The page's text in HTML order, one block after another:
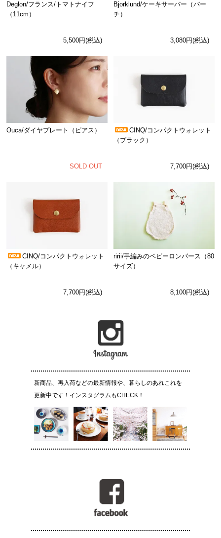
Deglon/フランス/トマトナイフ
（11cm）
5,500円(税込)
Bjorklund/ケーキサーバー（バー
チ）
3,080円(税込)
Ouca/ダイヤプレート（ピアス）
SOLD OUT
CINQ/コンパクトウォレット
（ブラック）
7,700円(税込)
CINQ/コンパクトウォレット
（キャメル）
7,700円(税込)
ririi/手編みのベビーロンパース（80
サイズ）
8,100円(税込)
新商品、再入荷などの最新情報や、暮らしのあれこれを
更新中です！インスタグラムもCHECK！